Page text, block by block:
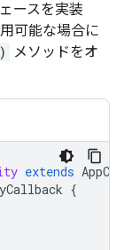
ースを実装
可能な場合に
メソッドをオ
extends
{